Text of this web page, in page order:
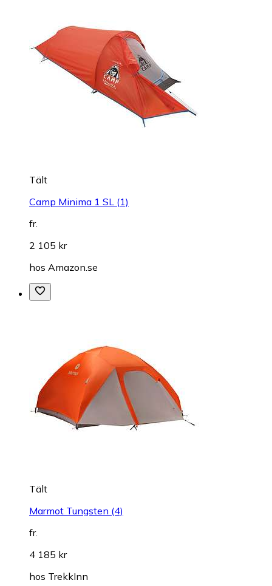
Tält
Camp Minima 1 SL (1)
fr.
2 105 kr
hos Amazon.se
Tält
Marmot Tungsten (4)
fr.
4 185 kr
hos TrekkInn